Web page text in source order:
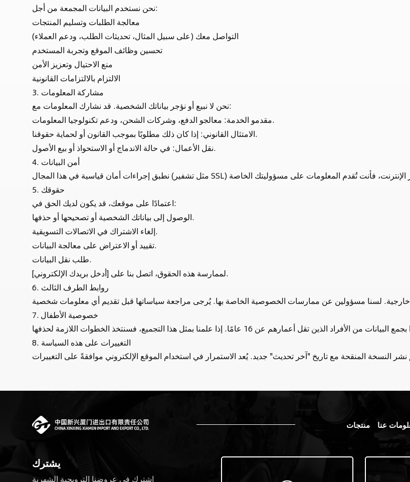
نحن نستخدم البيانات المجمعة من أجل:
معالجة الطلبات وتسليم المنتجات
التواصل معك (على سبيل المثال، تحديثات الطلب، ودعم العملاء)
تحسين وظائف الموقع وتجربة المستخدم
منع الاحتيال وتعزيز الأمن
الالتزام بالالتزامات القانونية
3. مشاركة المعلومات
نحن لا نبيع أو نؤجر بياناتك الشخصية. قد نشارك المعلومات مع:
مقدمو الخدمة: معالجو الدفع، وشركات الشحن، ودعم تكنولوجيا المعلومات.
الامتثال القانوني: إذا كان ذلك مطلوبًا بموجب القانون أو لحماية حقوقنا.
نقل الأعمال: في حالة الاندماج أو الاستحواذ أو بيع الأصول.
4. أمن البيانات
5. حقوقك
اعتمادًا على موقعك، قد يكون لديك الحق في:
الوصول إلى بياناتك الشخصية أو تصحيحها أو حذفها.
إلغاء الاشتراك في الاتصالات التسويقية.
تقييد أو الاعتراض على معالجة البيانات.
طلب نقل البيانات.
لممارسة هذه الحقوق، اتصل بنا على [أدخل بريدك الإلكتروني].
6. روابط الطرف الثالث
7. خصوصية الأطفال
8. التغييرات على هذه السياسة
منتجات عنا
يشترك
اشترك في عروضنا الترويجية الشهرية